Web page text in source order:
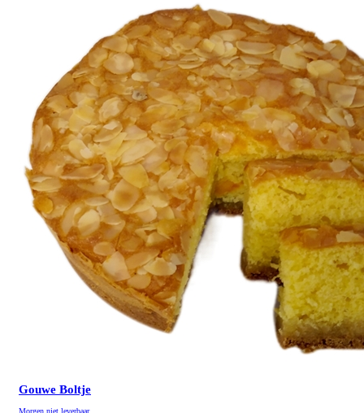
Gouwe Boltje
Morgen niet leverbaar